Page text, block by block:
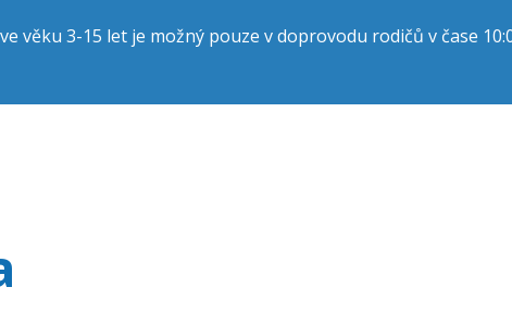
věku 3-15 let je možný pouze v doprovodu rodičů v čase